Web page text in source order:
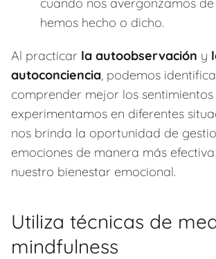
hemos hecho o dicho.
Al practicar la autoobservación y
autoconciencia, podemos
comprender mejor los sentimientos
experimentamos en diferentes
nos brinda la oportunidad de
emociones de manera más
nuestro bienestar emocional.
Utiliza técnicas de
mindfulness